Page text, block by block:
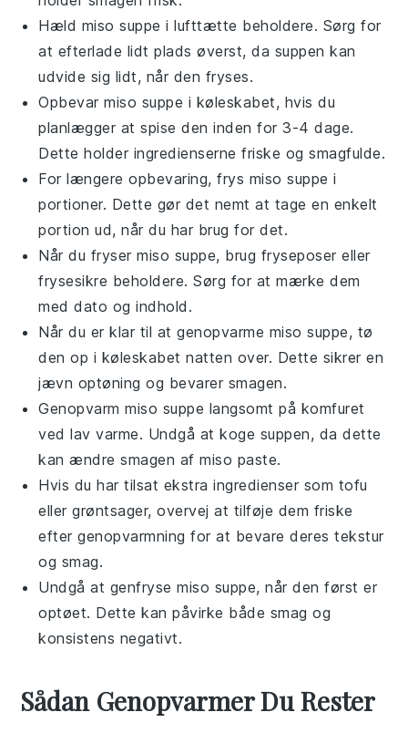
Hæld miso suppe i lufttætte beholdere. Sørg for
at efterlade lidt plads øverst, da suppen kan
udvide sig lidt, når den fryses.
Opbevarmiso suppe i køleskabet, hvis du
planlægger at spise den inden for 3-4 dage.
Dette holder ingredienserne friske og smagfulde.
For længere opbevaring, frys miso suppe i
portioner. Dette gør det nemt at tage en enkelt
portion ud, når du har brug for det.
Når du frysermiso suppe, brug fryseposer eller
frysesikre beholdere. Sørg for at mærke dem
med dato og indhold.
Når du er klar til at genopvarme miso suppe, tø
den op i køleskabet natten over. Dette sikrer en
jævn optøning og bevarer smagen.
Genopvarmmiso suppe langsomt på komfuret
ved lav varme. Undgå at koge suppen, da dette
kan ændre smagen afmiso paste.
Hvis du har tilsat ekstra ingredienser som tofu
ellergrøntsager, overvej at tilføje dem friske
efter genopvarmning for at bevare deres tekstur
og smag.
Undgå at genfrysemiso suppe, når den først er
optøet. Dette kan påvirke både smag og
konsistens negativt.
Sådan Genopvarmer Du Rester